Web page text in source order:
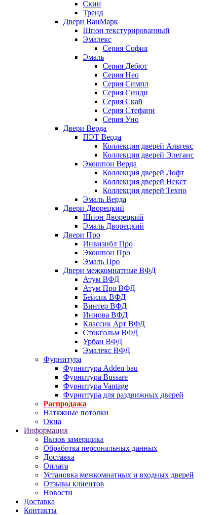
Скин
Тренд
Двери ВанМарк
Шпон текстурированный
Эмалекс
Серия София
Эмаль
Серия Дебют
Серия Нео
Серия Симпл
Серия Синди
Серия Скай
Серия Стефани
Серия Уно
Двери Верда
ПЭТ Верда
Коллекция дверей Альтекс
Коллекция дверей Элеганс
Экошпон Верда
Коллекция дверей Лофт
Коллекция дверей Некст
Коллекция дверей Техно
Эмаль Верда
Двери Дворецкий
Шпон Дворецкий
Эмаль Дворецкий
Двери Про
Инвизибл Про
Экошпон Про
Эмаль Про
Двери межкомнатные ВФД
Атум ВФД
Атум Про ВФД
Бейсик ВФД
Винтер ВФД
Иннова ВФД
Классик Арт ВФД
Стокгольм ВФД
Урбан ВФД
Эмалекс ВФД
Фурнитура
Фурнитура Adden bau
Фурнитура Bussare
Фурнитура Vantage
Фурнитура для раздвижных дверей
Распродажа
Натяжные потолки
Окна
Информация
Вызов замерщика
Обработка персональных данных
Доставка
Оплата
Установка межкомнатных и входных дверей
Отзывы клиентов
Новости
Доставка
Контакты